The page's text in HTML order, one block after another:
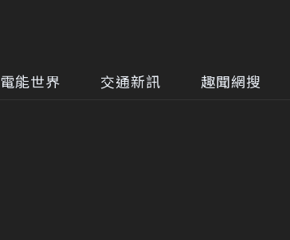
電能世界 交通新訊 趣聞網搜